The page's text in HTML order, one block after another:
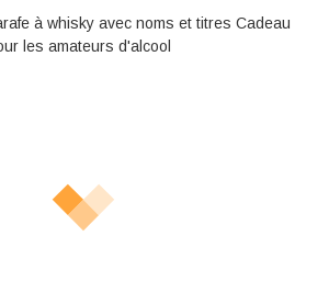
à whisky avec noms et titres Cadeau
les amateurs d'alcool